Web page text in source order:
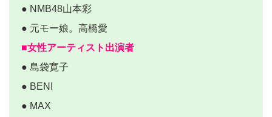
● NMB48山本彩
● 元モー娘。高橋愛
■女性アーティスト出演者
● 島袋寛子
● BENI
● MAX